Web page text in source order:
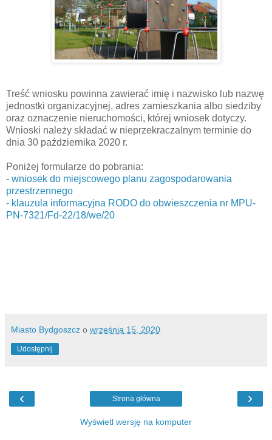
Treść wniosku powinna zawierać imię i nazwisko lub nazwę
jednostki organizacyjnej, adres zamieszkania albo siedziby
oraz oznaczenie nieruchomości, której wniosek dotyczy.
Wnioski należy składać w nieprzekraczalnym terminie do
dnia 30 października 2020 r.
Poniżej formularze do pobrania:
- wniosek do miejscowego planu zagospodarowania
przestrzennego
- klauzula informacyjna RODO do obwieszczenia nr MPU-
PN-7321/Fd-22/18/we/20
Miasto Bydgoszcz o września 15, 2020
Udostępnij
‹ ›
Strona główna
Wyświetl wersję na komputer